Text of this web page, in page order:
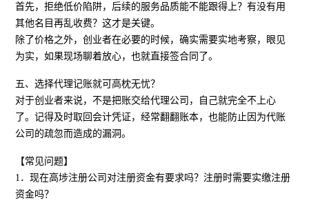
首先，拒绝低价陷阱，后续的服务品质能不能跟得上？有没有用
其他名目再乱收费？这才是关键。
除了价格之外，创业者在必要的时候，确实需要实地考察，眼见
为实，如果现场聊着放心，也就直接签合同了。
五、选择代理记账就可高枕无忧？
对于创业者来说，不是把账交给代理公司，自己就完全不上心
了。记得及时取回会计凭证，经常翻翻账本，也能防止因为代账
公司的疏忽而造成的漏洞。
【常见问题】
1．现在高埗注册公司对注册资金有要求吗？注册时需要实缴注册
资金吗？